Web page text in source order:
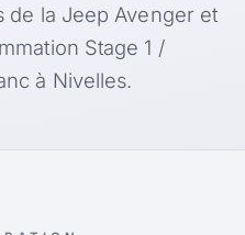
de la Jeep Avenger et
Stage 1 /
à Nivelles.